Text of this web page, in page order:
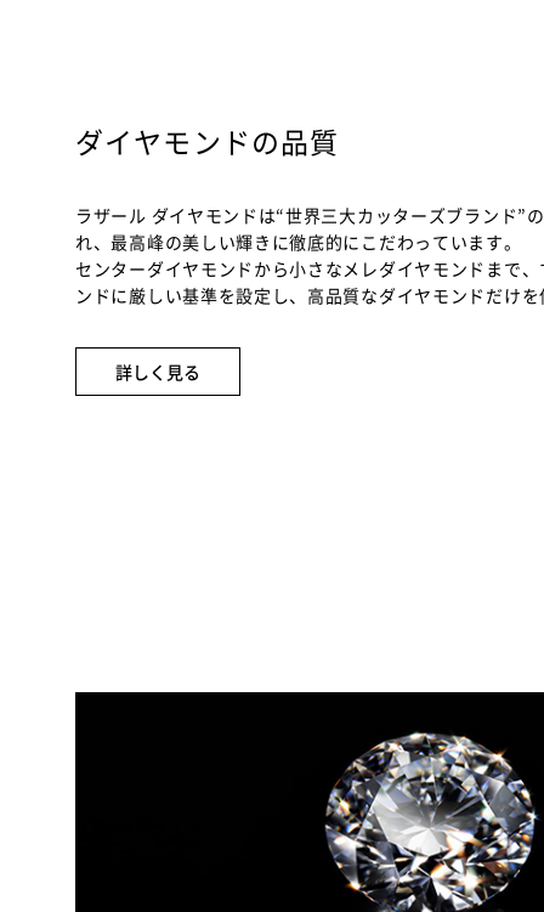
ダイヤモンドの品質
ラザール ダイヤモンドは“世界三大カッターズブランド”
れ、最高峰の美しい輝きに徹底的にこだわっています。
センターダイヤモンドから小さなメレダイヤモンドまで
ンドに厳しい基準を設定し、高品質なダイヤモンドだけ
詳しく見る